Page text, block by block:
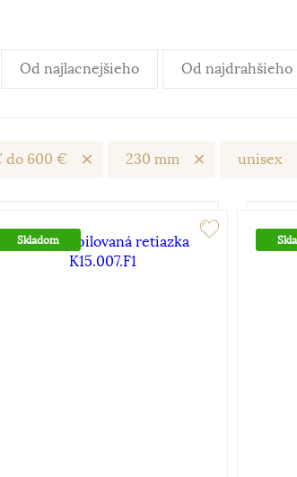
Od najlacnejšieho Od najdrahšieho
do 600 € 230 mm unisex
Skladom